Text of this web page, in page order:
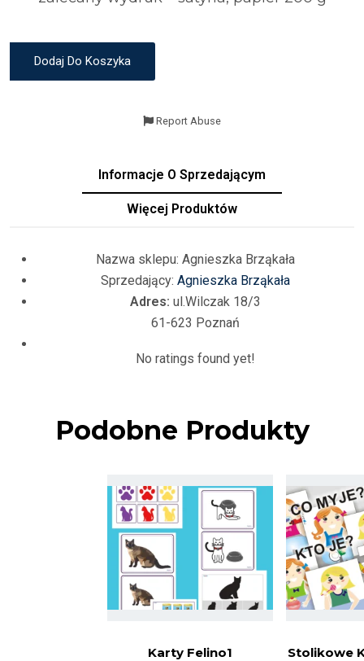
Dodaj Do Koszyka
Report Abuse
Informacje O Sprzedającym
Więcej Produktów
Nazwa sklepu: Agnieszka Brząkała
Sprzedający: Agnieszka Brząkała
Adres: ul.Wilczak 18/3
61-623 Poznań
No ratings found yet!
Podobne Produkty
Karty Felino1
Stolikowe